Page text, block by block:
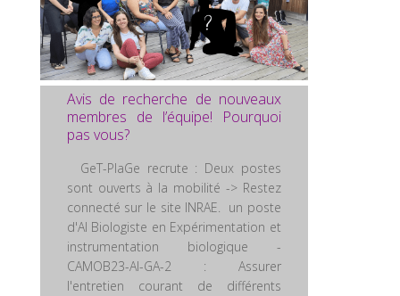
Avis de recherche de nouveaux
membres de l’équipe! Pourquoi
pas vous?
GeT-PlaGe recrute : Deux postes
sont ouverts à la mobilité -> Restez
connecté sur le site INRAE. un poste
d'AI Biologiste en Expérimentation et
instrumentation biologique -
CAMOB23-AI-GA-2 : Assurer
l'entretien courant de différents